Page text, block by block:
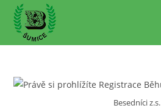
Přejít
obsahu
Besedníci z.s.